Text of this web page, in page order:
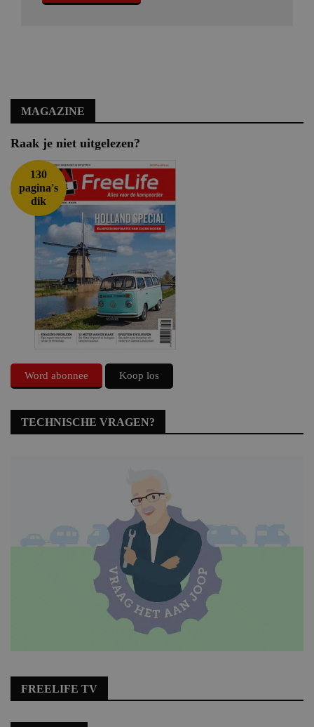
MAGAZINE
Raak je niet uitgelezen?
130
pagina's
dik
Word abonnee Koop los
TECHNISCHE VRAGEN?
FREELIFE TV